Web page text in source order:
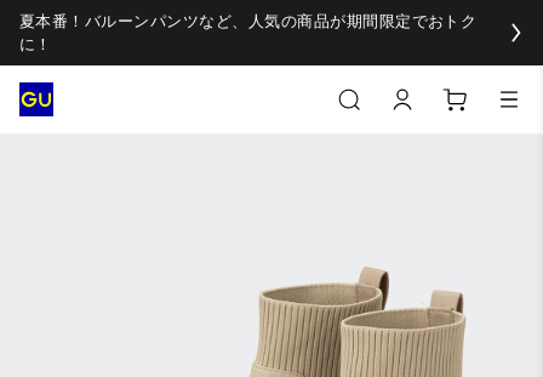
夏本番！バルーンパンツなど、人気の商品が期間限定でおトク
に！